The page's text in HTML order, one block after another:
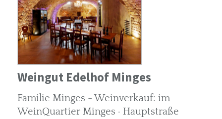
Weingut Edelhof Minges
Familie Minges - Weinverkauf: im
WeinQuartier Minges · Hauptstraße